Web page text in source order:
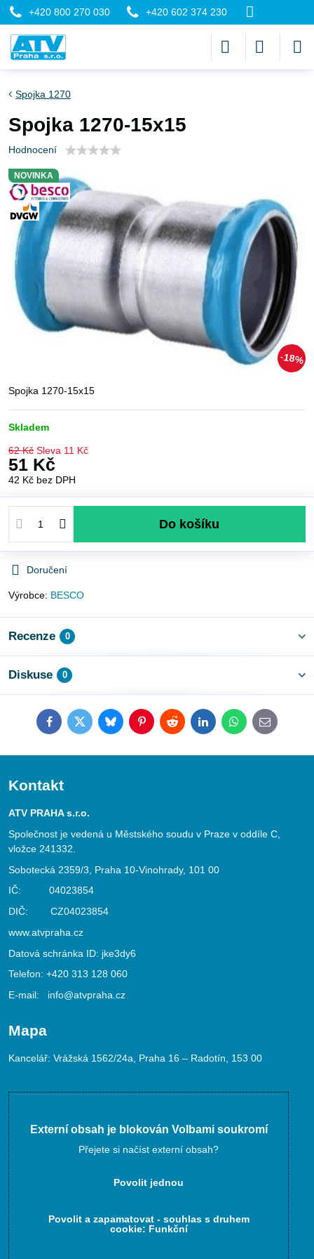
+420 800 270 030 +420 602 374 230
NOVINKA
18%
Spojka 1270
Spojka 1270-15x15
Hodnocení
Spojka 1270-15x15
Skladem
62 Kč Sleva 11 Kč
51 Kč
42 Kč bez DPH
Do košíku
Doručení
Výrobce: BESCO
Recenze 0
Diskuse 0
FacebookTwitterBlueskyPinterestRedditLinkedInWhatsApp
E-
mail
Kontakt
ATV PRAHA s.r.o.
Společnost je vedená u Městského soudu v Praze v oddíle C,
vložce 241332.
Sobotecká 2359/3, Praha 10-Vinohrady, 101 00
IČ: 04023854
DIČ: CZ04023854
www.atvpraha.cz
Datová schránka ID: jke3dy6
Telefon: +420 313 128 060
E-mail: info@atvpraha.cz
Mapa
Kancelář: Vrážská 1562/24a, Praha 16 – Radotín, 153 00
Externí obsah je blokován Volbami soukromí
Přejete si načíst externí obsah?
Povolit jednou
Povolit a zapamatovat - souhlas s druhem
cookie: Funkční